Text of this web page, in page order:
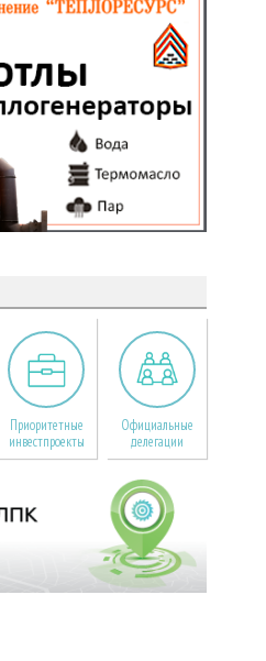
Приоритетные
инвестпроекты
Официальные
делегации